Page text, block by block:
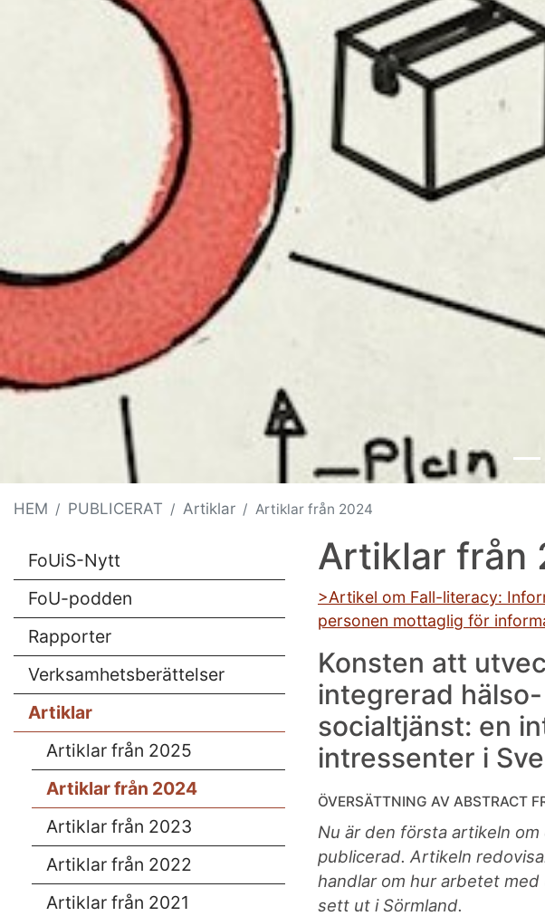
HEM PUBLICERAT Artiklar Artiklar från 2024
FoUiS-Nytt
FoU-podden
Rapporter
Verksamhetsberättelser
Artiklar
Artiklar från 2025
Artiklar från 2024
Artiklar från 2023
Artiklar från 2022
Artiklar från 2021
Artiklar från
>Artikel om Fall-literacy:
personen mottaglig för
Konsten att
integrerad
socialtjänst: en
intressenter i
ÖVERSÄTTNING AV ABSTRACT
Nu är den första artikeln
publicerad. Artikeln
handlar om hur arbetet
sett ut i Sörmland.